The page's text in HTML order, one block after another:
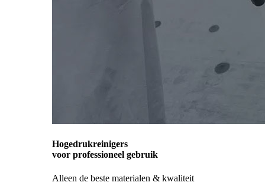
Hogedrukreinigers
voor professioneel gebruik
Alleen de beste materialen & kwaliteit